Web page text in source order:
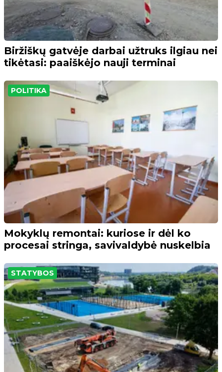
Biržiškų gatvėje darbai užtruks ilgiau nei
tikėtasi: paaiškėjo nauji terminai
POLITIKA
Mokyklų remontai: kuriose ir dėl ko
procesai stringa, savivaldybė nuskelbia
STATYBOS